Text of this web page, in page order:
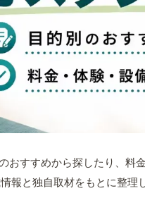
おすすめから探したり、料
報と独自取材をもとに整理